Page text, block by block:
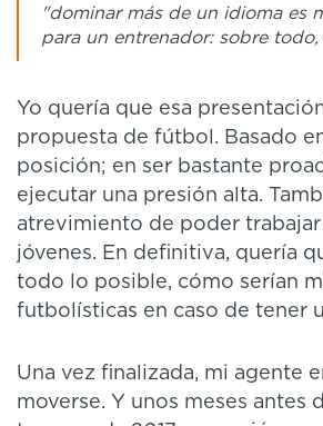
"dominar más de un idioma es
para un entrenador: sobre todo,
Yo quería que esa
propuesta de fútbol. Basado
posición; en ser bastante
ejecutar una presión alta.
atrevimiento de poder
jóvenes. En definitiva, quería
todo lo posible, cómo serían
futbolísticas en caso de tener
Una vez finalizada, mi agente
moverse. Y unos meses antes